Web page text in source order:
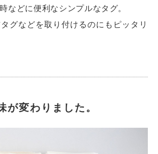
などに便利なシンプルなタグ。
グなどを取り付けるのにもピッタリ
が変わりました。